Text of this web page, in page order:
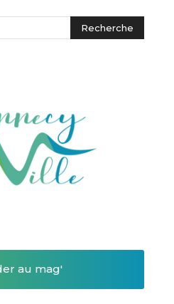
au mag'